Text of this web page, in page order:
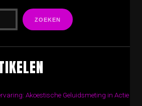
ZOEKEN
Akoestische Geluidsmeting in Actie